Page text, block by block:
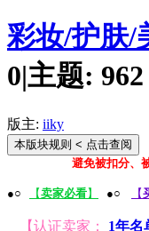
彩妆/护肤/
0|主题: 962
版主: iiky
本版块规则 < 点击查阅
避免被扣分、
●○ 【卖家必看】 ●○ 【
【认证卖家： 1年名